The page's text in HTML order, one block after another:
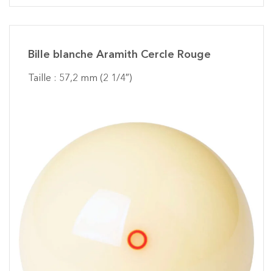
Bille blanche Aramith Cercle Rouge
Taille : 57,2 mm (2 1/4″)